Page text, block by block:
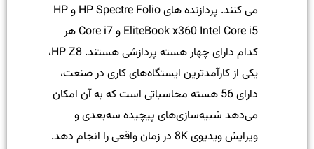
می کنند. پردازنده های HP Spectre Folio و HP
EliteBook x360 Intel Core i5 و Core i7 هر
کدام دارای چهار هسته پردازشی هستند. HP Z8،
یکی از کارآمدترین ایستگاه‌های کاری در صنعت،
دارای 56 هسته محاسباتی است که به آن امکان
می‌دهد شبیه‌سازی‌های پیچیده سه‌بعدی و
ویرایش ویدیوی 8K در زمان واقعی را انجام دهد.